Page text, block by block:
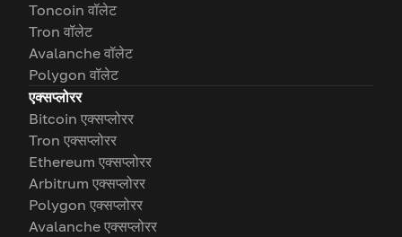
Toncoin वॉलेट
Tron वॉलेट
Avalanche वॉलेट
Polygon वॉलेट
एक्सप्लोरर
Bitcoin एक्सप्लोरर
Tron एक्सप्लोरर
Ethereum एक्सप्लोरर
Arbitrum एक्सप्लोरर
Polygon एक्सप्लोरर
Avalanche एक्सप्लोरर